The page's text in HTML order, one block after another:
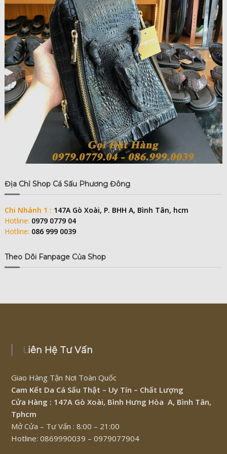
Địa Chỉ Shop Cá Sấu Phương Đông
Chi Nhánh 1 : 147A Gò Xoài, P. BHH A, Bình Tân, hcm
Hotline: 0979 0779 04
Hotline: 086 999 0039
Theo Dõi Fanpage Của Shop
Liên Hệ Tư Vấn
Giao Hàng Tận Nơi Toàn Quốc
Cam Kết Da Cá Sấu Thật – Uy Tín – Chất Lượng
Cửa Hàng : 147A Gò Xoài, Bình Hưng Hòa A, Bình Tân,
Tphcm
Mở Cửa – Tư Vấn : 8:00 – 21:00
Hotline: 0869990039 – 0979077904